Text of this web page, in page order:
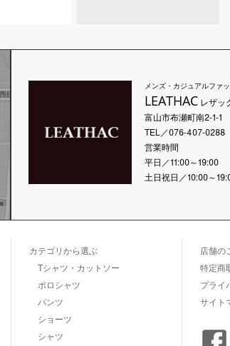
メンズ・カジュアルファ
LEATHAC レザッ
富山市布瀬町南2-1-1
TEL／076-407-0288
営業時間
平日／11:00～19:00
土日祝日／10:00～
カテゴリから選ぶ
Tシャツ・カットソー
ポロシャツ
パンツ
ショーツ
シャツ
店舗の
特定商
プライ
サイト